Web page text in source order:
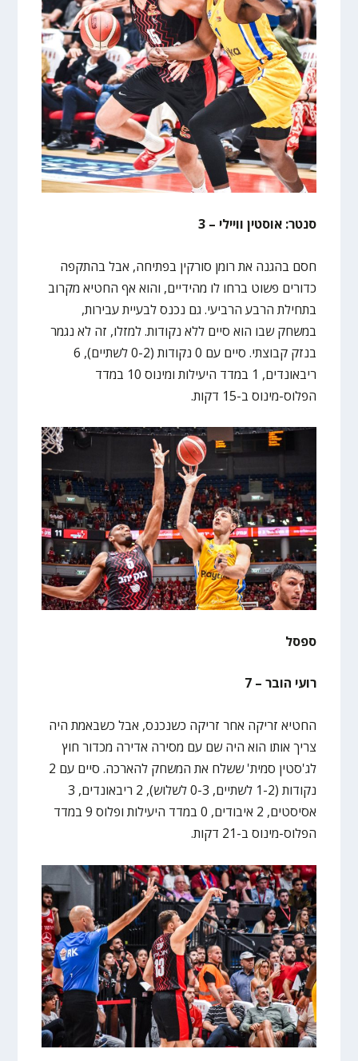
סנטר: אוסטין וויילי – 3
חסם בהגנה את רומן סורקין בפתיחה, אבל בהתקפה
כדורים פשוט ברחו לו מהידיים, והוא אף החטיא מקרוב
בתחילת הרבע הרביעי. גם נכנס לבעיית עבירות,
במשחק שבו הוא סיים ללא נקודות. למזלו, זה לא נגמר
בנזק קבוצתי. סיים עם 0 נקודות (0-2 לשתיים), 6
ריבאונדים, 1 במדד היעילות ומינוס 10 במדד
הפלוס-מינוס ב-15 דקות.
ספסל
רועי הובר – 7
החטיא זריקה אחר זריקה כשנכנס, אבל כשבאמת היה
צריך אותו הוא היה שם עם מסירה אדירה מכדור חוץ
לג'סטין סמית' ששלח את המשחק להארכה. סיים עם 2
נקודות (1-2 לשתיים, 0-3 לשלוש), 2 ריבאונדים, 3
אסיסטים, 2 איבודים, 0 במדד היעילות ופלוס 9 במדד
הפלוס-מינוס ב-21 דקות.